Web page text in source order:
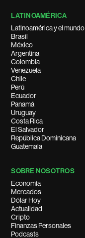
LATINOAMÉRICA
Latinoamérica y el mundo
Brasil
México
Argentina
Colombia
Venezuela
Chile
Perú
Ecuador
Panamá
Uruguay
Costa Rica
El Salvador
República Dominicana
Guatemala
SOBRE NOSOTROS
Economía
Mercados
Dólar Hoy
Actualidad
Cripto
Finanzas Personales
Podcasts